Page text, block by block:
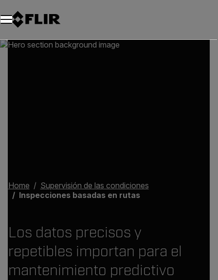
Unread messages
Modelo
Eliminar
artículos
artículo
Añadir al carro
Añadido al carro
Home
Supervisión de las condiciones
Inspecciones basadas en rutas
Los datos precisos y
repetibles importan para el
mantenimiento predictivo